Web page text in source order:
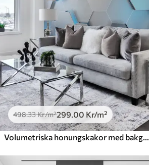
498.33Kr/m²299.00 Kr/m²
Volumetriska honungskakor med bakgrundsbelysning